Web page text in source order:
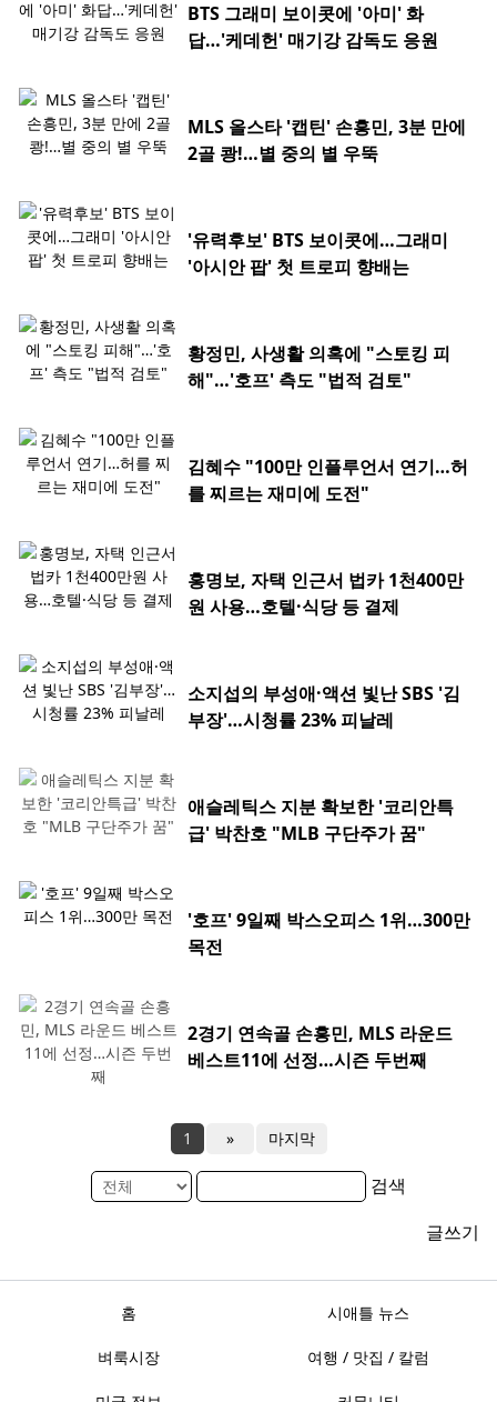
BTS 그래미 보이콧에 '아미' 화
답…'케데헌' 매기강 감독도 응원
MLS 올스타 '캡틴' 손흥민, 3분 만에
2골 쾅!…별 중의 별 우뚝
'유력후보' BTS 보이콧에…그래미
'아시안 팝' 첫 트로피 향배는
황정민, 사생활 의혹에 "스토킹 피
해"…'호프' 측도 "법적 검토"
김혜수 "100만 인플루언서 연기…허
를 찌르는 재미에 도전"
홍명보, 자택 인근서 법카 1천400만
원 사용…호텔·식당 등 결제
소지섭의 부성애·액션 빛난 SBS '김
부장'…시청률 23% 피날레
애슬레틱스 지분 확보한 '코리안특
급' 박찬호 "MLB 구단주가 꿈"
'호프' 9일째 박스오피스 1위…300만
목전
2경기 연속골 손흥민, MLS 라운드
베스트11에 선정…시즌 두번째
1 » 마지막
검색
글쓰기
홈 시애틀 뉴스
벼룩시장 여행 / 맛집 / 칼럼